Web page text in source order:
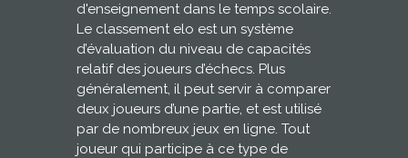
d'enseignement dans le temps scolaire.
Le classement elo est un système
d’évaluation du niveau de capacités
relatif des joueurs d’échecs. Plus
généralement, il peut servir à comparer
deux joueurs d’une partie, et est utilisé
par de nombreux jeux en ligne. Tout
joueur qui participe à ce type de